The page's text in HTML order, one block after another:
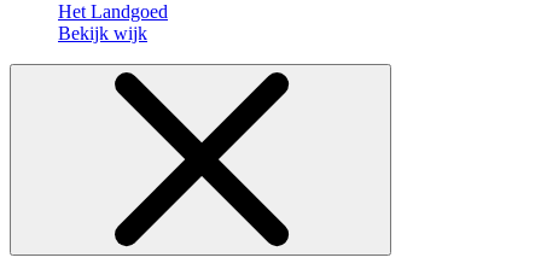
Het Landgoed
Bekijk wijk